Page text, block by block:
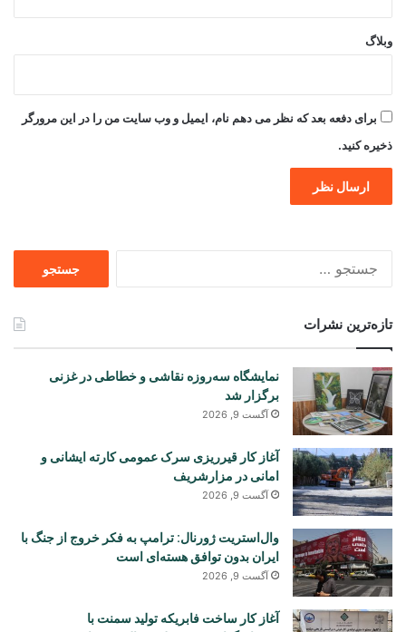
وبلاگ
برای دفعه بعد که نظر می دهم نام، ایمیل و وب سایت من را در این مرورگر
ذخیره کنید.
تازه‌ترین نشرات
نمایشگاه سه‌روزه نقاشی و خطاطی در غزنی
برگزار شد
آگست 9, 2026
آغاز کار قیرریزی سرک عمومی کارته ایشانی و
امانی در مزارشریف
آگست 9, 2026
وال‌استریت ژورنال: ترامپ به فکر خروج از جنگ با
ایران بدون توافق هسته‌ای است
آگست 9, 2026
آغاز کار ساخت فابریکه تولید سمنت با